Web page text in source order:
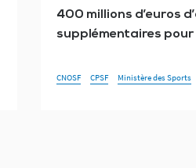
400 millions d’euros
supplémentaires pour
CNOSF CPSF Ministère des Sports